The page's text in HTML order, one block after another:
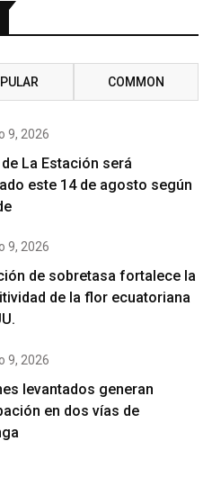
COMMON
9, 2026
La Estación será
este 14 de agosto según
9, 2026
de sobretasa fortalece la
de la flor ecuatoriana
9, 2026
levantados generan
en dos vías de